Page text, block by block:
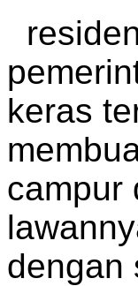
keras
campur